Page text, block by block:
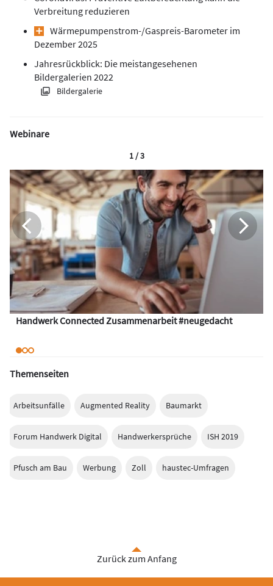
Verbreitung reduzieren
Wärmepumpen­strom-/Gas­preis­-Baro­meter im
Dezember 2025
Jahresrückblick: Die meistangesehenen
Bildergalerien 2022
Bildergalerie
Webinare
Handwerk Connected Zusammenarbeit #neugedacht
1 / 3
Themenseiten
Arbeitsunfälle Augmented Reality Baumarkt
Forum Handwerk Digital Handwerkersprüche ISH 2019
Pfusch am Bau Werbung Zoll haustec-Umfragen
Zurück zum Anfang